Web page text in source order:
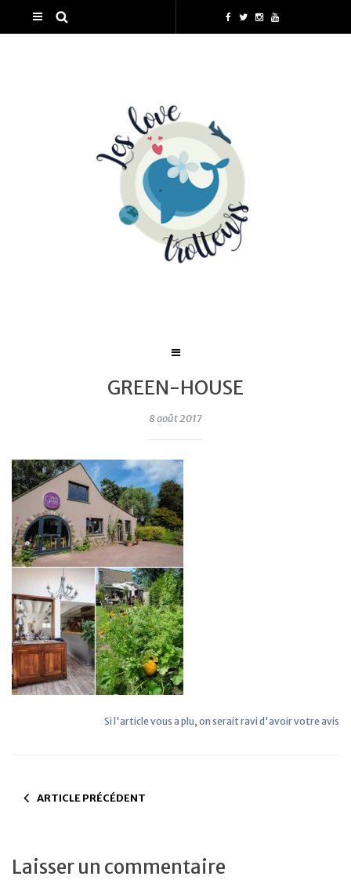
GREEN-HOUSE
8 août 2017
Si l'article vous a plu, on serait ravi d'avoir votre avis
ARTICLE PRÉCÉDENT
Laisser un commentaire